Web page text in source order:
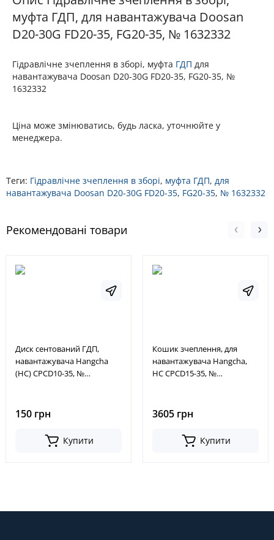
муфта ГДП, для навантажувача Doosan
D20-30G FD20-35, FG20-35, № 1632332
Гідравлічне зчеплення в зборі, муфта ГДП для
навантажувача Doosan D20-30G FD20-35, FG20-35, №
1632332
Ціна може змінюватись, будь ласка, уточнюйте у
менеджера.
Теги: Гідравлічне зчеплення в зборі, муфта ГДП, для
навантажувача Doosan D20-30G FD20-35, FG20-35, № 1632332
Рекомендовані товари
Диск сентований ГДП,
навантажувача Hangcha
(HC) CPCD10-35, №
150 грн
Купити
Кошик зчеплення, для
навантажувача Hangcha,
HC CPCD15-35, №
3605 грн
Купити